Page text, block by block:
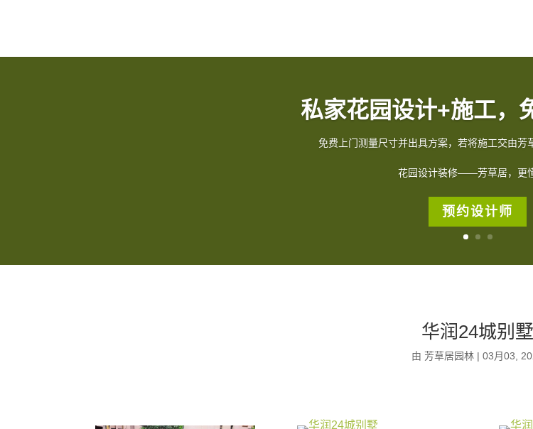
私家花园设计+施工，
免费上门测量尺寸并出具方案，若将施工交由芳
花园设计装修——芳草居，更
预约设计师
华润24城别墅
由 芳草居园林 | 03月03,